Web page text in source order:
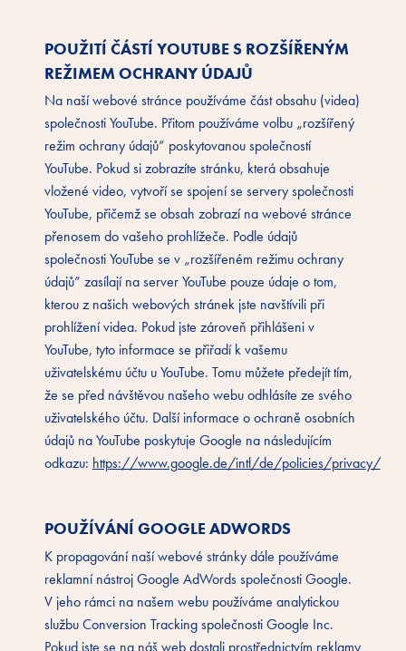
POUŽITÍ ČÁSTÍ YOUTUBE S ROZŠÍŘENÝM
REŽIMEM OCHRANY ÚDAJŮ
Na naší webové stránce používáme část obsahu (videa)
společnosti YouTube. Přitom používáme volbu „rozšířený
režim ochrany údajů” poskytovanou společností
YouTube. Pokud si zobrazíte stránku, která obsahuje
vložené video, vytvoří se spojení se servery společnosti
YouTube, přičemž se obsah zobrazí na webové stránce
přenosem do vašeho prohlížeče. Podle údajů
společnosti YouTube se v „rozšířeném režimu ochrany
údajů” zasílají na server YouTube pouze údaje o tom,
kterou z našich webových stránek jste navštívili při
prohlížení videa. Pokud jste zároveň přihlášeni v
YouTube, tyto informace se přiřadí k vašemu
uživatelskému účtu u YouTube. Tomu můžete předejít tím,
že se před návštěvou našeho webu odhlásíte ze svého
uživatelského účtu. Další informace o ochraně osobních
údajů na YouTube poskytuje Google na následujícím
odkazu: https://www.google.de/intl/de/policies/privacy/
POUŽÍVÁNÍ GOOGLE ADWORDS
K propagování naší webové stránky dále používáme
reklamní nástroj Google AdWords společnosti Google.
V jeho rámci na našem webu používáme analytickou
službu Conversion Tracking společnosti Google Inc.
Pokud jste se na náš web dostali prostřednictvím reklamy